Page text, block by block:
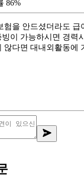
86%
험을 안드셨더라도 급
이 가능하시면 경력
않다면 대내외활동에